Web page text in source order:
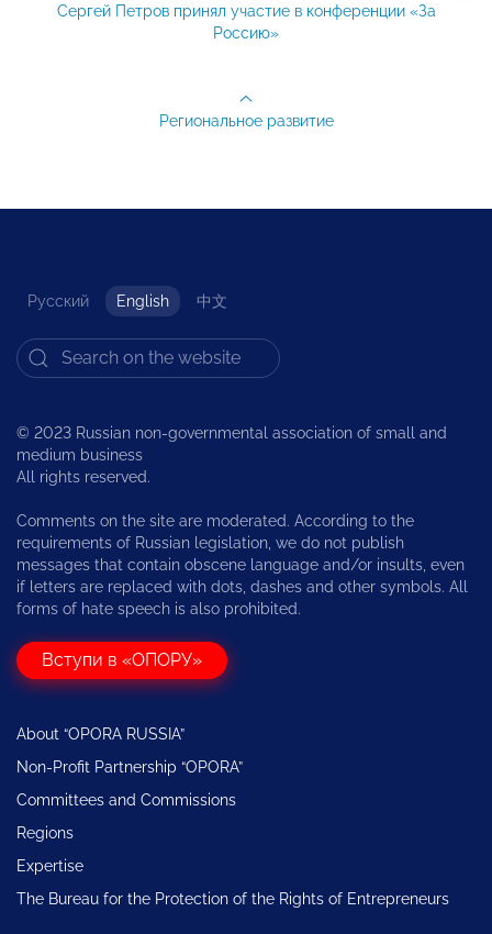
Сергей Петров принял участие в конференции «За
Россию»
Региональное развитие
Русский English 中文
© 2023 Russian non-governmental association of small and
medium business
All rights reserved.
Comments on the site are moderated. According to the
requirements of Russian legislation, we do not publish
messages that contain obscene language and/or insults, even
if letters are replaced with dots, dashes and other symbols. All
forms of hate speech is also prohibited.
Вступи в «ОПОРУ»
About “OPORA RUSSIA”
Non-Profit Partnership “OPORA”
Committees and Commissions
Regions
Expertise
The Bureau for the Protection of the Rights of Entrepreneurs